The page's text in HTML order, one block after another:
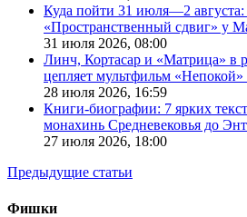
Куда пойти 31 июля—2 августа:
«Пространственный сдвиг» у
31 июля 2026, 08:00
Линч, Кортасар и «Матрица» в
цепляет мультфильм
28 июля 2026, 16:59
Книги-биографии: 7 ярких
монахинь Средневековья до
27 июля 2026, 18:00
Предыдущие статьи
Фишки